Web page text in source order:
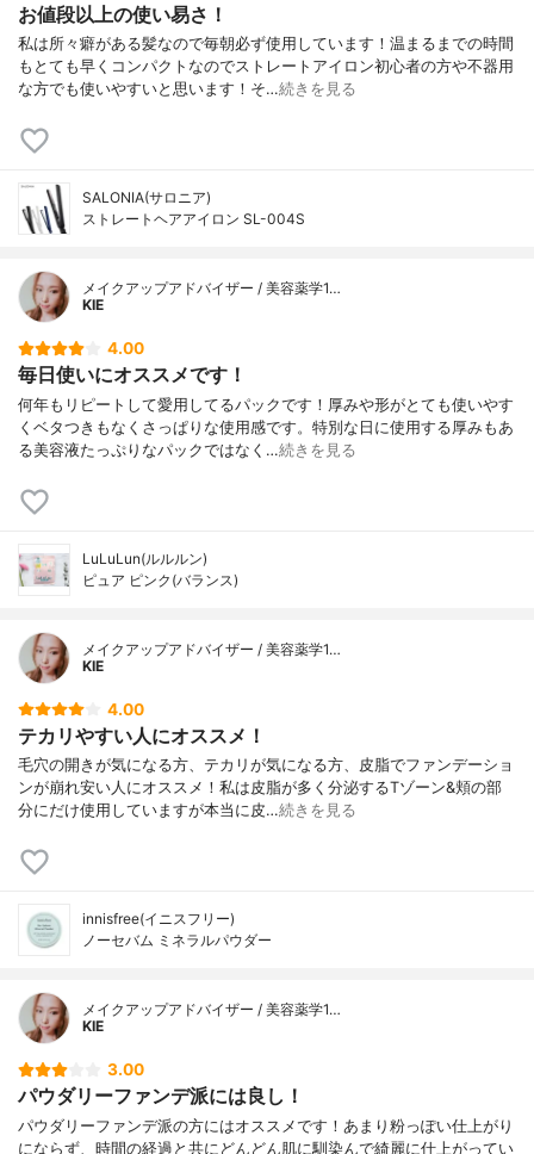
お値段以上の使い易さ！
私は所々癖がある髪なので毎朝必ず使用しています！温まるまでの時間
もとても早くコンパクトなのでストレートアイロン初心者の方や不器用
な方でも使いやすいと思います！そ…続きを見る
SALONIA(サロニア)
ストレートヘアアイロン SL-004S
メイクアップアドバイザー / 美容薬学1…
KIE
4.00
毎日使いにオススメです！
何年もリピートして愛用してるパックです！厚みや形がとても使いやす
くベタつきもなくさっぱりな使用感です。特別な日に使用する厚みもあ
る美容液たっぷりなパックではなく…続きを見る
LuLuLun(ルルルン)
ピュア ピンク(バランス)
メイクアップアドバイザー / 美容薬学1…
KIE
4.00
テカリやすい人にオススメ！
毛穴の開きが気になる方、テカリが気になる方、皮脂でファンデーショ
ンが崩れ安い人にオススメ！私は皮脂が多く分泌するTゾーン&頬の部
分にだけ使用していますが本当に皮…続きを見る
innisfree(イニスフリー)
ノーセバム ミネラルパウダー
メイクアップアドバイザー / 美容薬学1…
KIE
3.00
パウダリーファンデ派には良し！
パウダリーファンデ派の方にはオススメです！あまり粉っぽい仕上がり
にならず、時間の経過と共にどんどん肌に馴染んで綺麗に仕上がってい